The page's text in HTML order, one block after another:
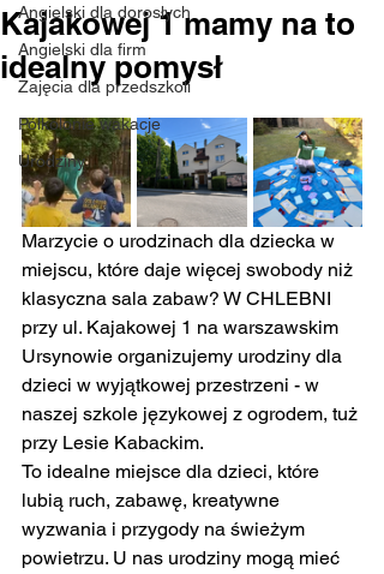
Angielski dla dorosłych
Angielski dla firm
Zajęcia dla przedszkoli
Półkolonie wakacje
Urodziny
Kajakowej 1 mamy na to
idealny pomysł
Marzycie o urodzinach dla dziecka w
miejscu, które daje więcej swobody niż
klasyczna sala zabaw? W CHLEBNI
przy ul. Kajakowej 1 na warszawskim
Ursynowie organizujemy urodziny dla
dzieci w wyjątkowej przestrzeni - w
naszej szkole językowej z ogrodem, tuż
przy Lesie Kabackim.
To idealne miejsce dla dzieci, które
lubią ruch, zabawę, kreatywne
wyzwania i przygody na świeżym
powietrzu. U nas urodziny mogą mieć